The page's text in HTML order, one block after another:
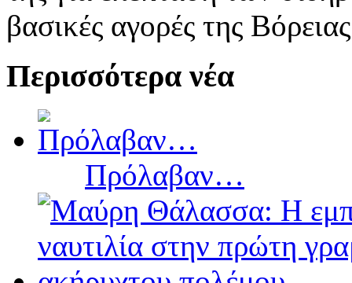
βασικές αγορές της
Περισσότερα νέα
Πρόλαβαν…